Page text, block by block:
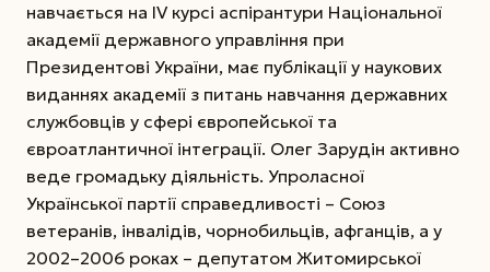
навчається на IV курсі аспірантури Національної
академії державного управління при
Президентові України, має публікації у наукових
виданнях академії з питань навчання державних
службовців у сфері європейської та
євроатлантичної інтеграції. Олег Зарудін активно
веде громадьку діяльність. Упроласної
Української партії справедливості – Союз
ветеранів, інвалідів, чорнобильців, афганців, а у
2002–2006 роках – депутатом Житомирської